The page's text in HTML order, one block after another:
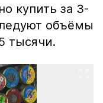
купить за 3-
объёмы
тысячи.